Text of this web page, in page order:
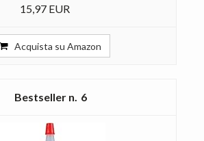
15,97 EUR
Acquista su Amazon
6